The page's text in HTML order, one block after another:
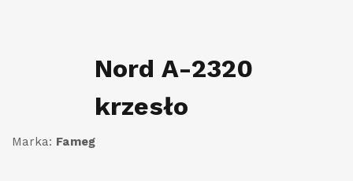
Nord A-2320
krzesło
Marka: Fameg